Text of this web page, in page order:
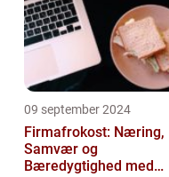
09 september 2024
Firmafrokost: Næring,
Samvær og
Bæredygtighed med